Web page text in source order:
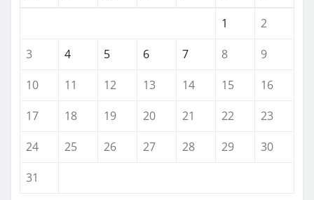
1
2
3
4 5 6 7 8
9
10
11 12 13 14 15
16
17
18 19 20 21 22
23
24
25 26 27 28 29
30
31